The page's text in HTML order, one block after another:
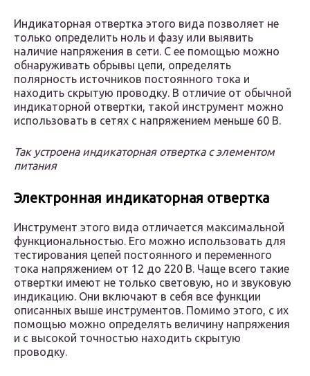
Индикаторная отвертка этого вида позволяет не
только определить ноль и фазу или выявить
наличие напряжения в сети. С ее помощью можно
обнаруживать обрывы цепи, определять
полярность источников постоянного тока и
находить скрытую проводку. В отличие от обычной
индикаторной отвертки, такой инструмент можно
использовать в сетях с напряжением меньше 60 В.
Так устроена индикаторная отвертка с элементом
питания
Электронная индикаторная отвертка
Инструмент этого вида отличается максимальной
функциональностью. Его можно использовать для
тестирования цепей постоянного и переменного
тока напряжением от 12 до 220 В. Чаще всего такие
отвертки имеют не только световую, но и звуковую
индикацию. Они включают в себя все функции
описанных выше инструментов. Помимо этого, с их
помощью можно определять величину напряжения
и с высокой точностью находить скрытую
проводку.